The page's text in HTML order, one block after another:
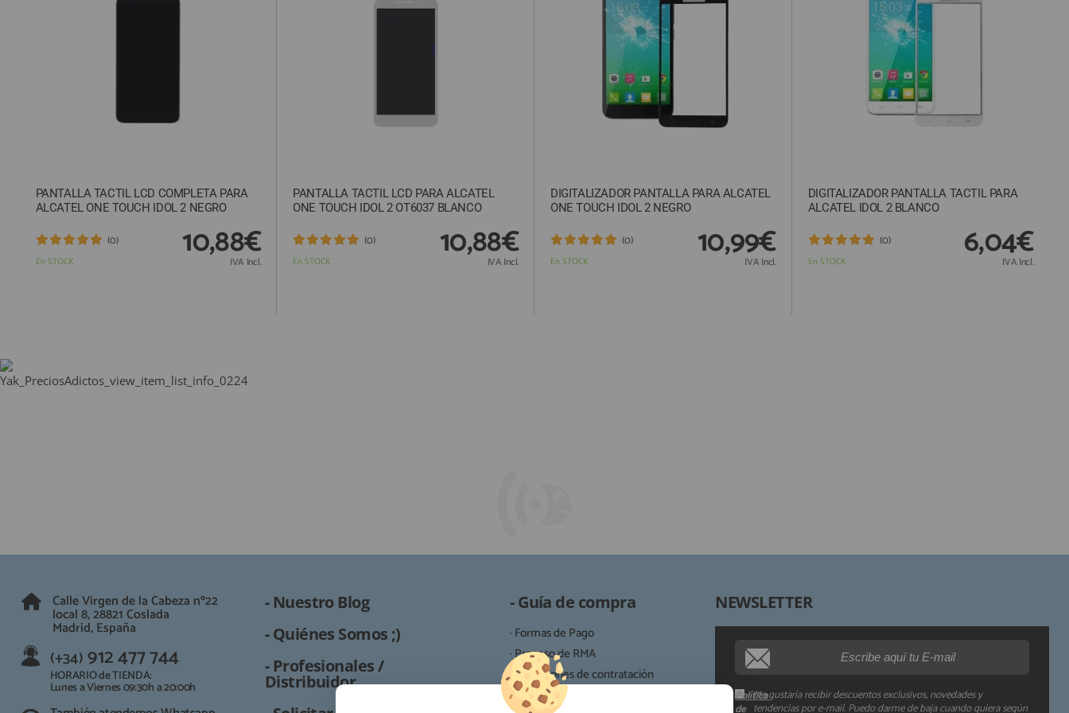
SOLICITAR REPARACIÓN
TOP VENTAS REPUESTOS
GUÍA DE COMPRA
PANTALLA TACTIL LCD COMPLETA PARA
ALCATEL ONE TOUCH IDOL 2 NEGRO
En STOCK
(0) 10,88€
IVA Incl.
PANTALLA TACTIL LCD PARA ALCATEL
ONE TOUCH IDOL 2 OT6037 BLANCO
En STOCK
(0) 10,88€
IVA Incl.
DIGITALIZADOR PANTALLA PARA ALCATEL
ONE TOUCH IDOL 2 NEGRO
En STOCK
(0) 10,99€
IVA Incl.
DIGITALIZADOR PANTALLA TACTIL PARA
ALCATEL IDOL 2 BLANCO
En STOCK
(0) 6,04€
IVA Incl.
Calle Virgen de la Cabeza nº22
local 8, 28821 Coslada
Madrid, España
(+34) 912 477 744
HORARIO de TIENDA:
Lunes a Viernes 09:30h a 20:00h
- Nuestro Blog
- Quiénes Somos ;)
- Profesionales /
Distribuidor
- Guía de compra
· Formas de Pago
· Proceso de RMA
· Condiciones de contratación
· Política de devoluciones
NEWSLETTER
Me gustaría recibir descuentos exclusivos, novedades y
tendencias por e-mail. Puedo darme de baja cuando quiera según
Política
de
Derechos:
Información adicional: